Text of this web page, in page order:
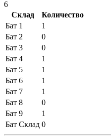
6
Склад
Количество
Бат 1
1
Бат 2
0
Бат 3
0
Бат 4
1
Бат 5
1
Бат 6
1
Бат 7
1
Бат 8
0
Бат 9
1
Бат Склад 0